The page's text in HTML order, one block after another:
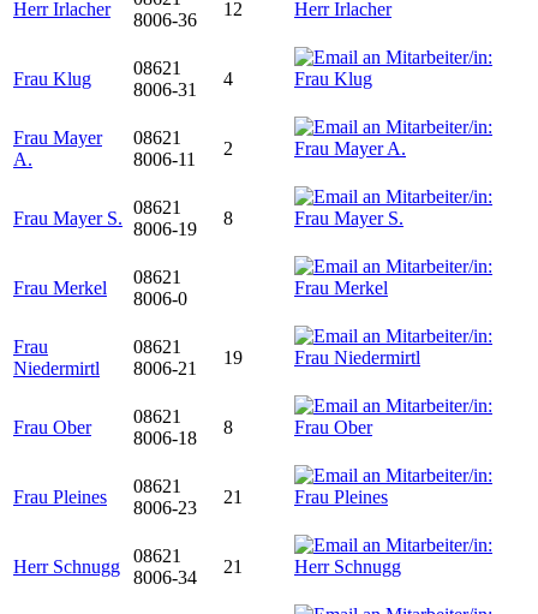
Herr Irlacher
8006-36
12
Frau Klug
08621
8006-31
4
Frau Mayer
A.
08621
8006-11
2
Frau Mayer S.
08621
8006-19
8
Frau Merkel
08621
8006-0
Frau
Niedermirtl
08621
8006-21
19
Frau Ober
08621
8006-18
8
Frau Pleines
08621
8006-23
21
Herr Schnugg
08621
8006-34
21